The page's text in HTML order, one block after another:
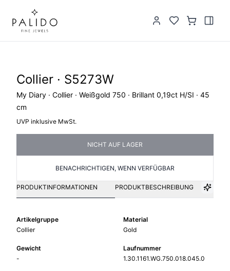
Collier · S5273W
My Diary · Collier · Weißgold 750 · Brillant 0,19ct H/SI · 45
cm
UVP inklusive MwSt.
NICHT AUF LAGER
BENACHRICHTIGEN, WENN VERFÜGBAR
PRODUKTINFORMATIONEN PRODUKTBESCHREIBUNG
Artikelgruppe
Collier
Material
Gold
Gewicht
-
Laufnummer
1.30.1161.WG.750.018.045.0